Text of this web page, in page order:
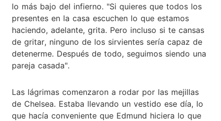
lo más bajo del infierno. "Si quieres que todos los
presentes en la casa escuchen lo que estamos
haciendo, adelante, grita. Pero incluso si te cansas
de gritar, ninguno de los sirvientes sería capaz de
detenerme. Después de todo, seguimos siendo una
pareja casada".
Las lágrimas comenzaron a rodar por las mejillas
de Chelsea. Estaba llevando un vestido ese día, lo
que hacía conveniente que Edmund hiciera lo que